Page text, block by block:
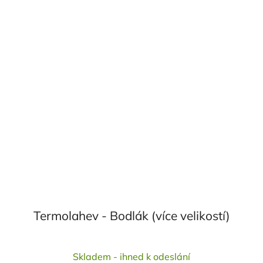
Termolahev - Bodlák (více velikostí)
hodnocení
Skladem - ihned k odeslání